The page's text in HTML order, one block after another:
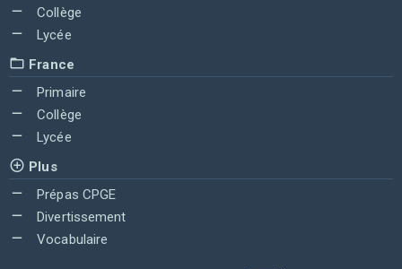
Collège
Lycée
France
Primaire
Collège
Lycée
Plus
Prépas CPGE
Divertissement
Vocabulaire